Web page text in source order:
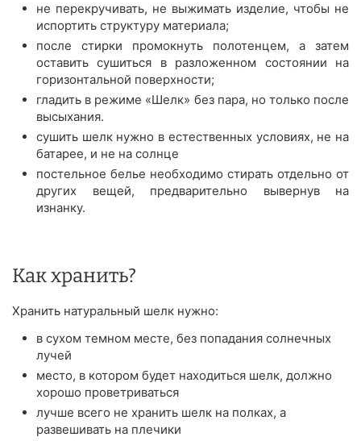
не перекручивать, не выжимать изделие, чтобы не
испортить структуру материала;
после стирки промокнуть полотенцем, а затем
оставить сушиться в разложенном состоянии на
горизонтальной поверхности;
гладить в режиме «Шелк» без пара, но только после
высыхания.
сушить шелк нужно в естественных условиях, не на
батарее, и не на солнце
постельное белье необходимо стирать отдельно от
других вещей, предварительно вывернув на
изнанку.
Как хранить?
Хранить натуральный шелк нужно:
в сухом темном месте, без попадания солнечных
лучей
место, в котором будет находиться шелк, должно
хорошо проветриваться
лучше всего не хранить шелк на полках, а
развешивать на плечики